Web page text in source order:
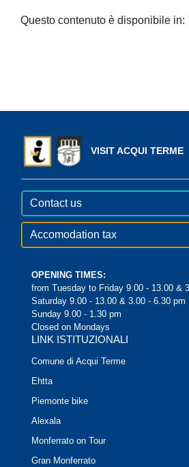
Questo contenuto è disponibile in:
VISIT ACQUI TERME
Contact us
Accomodation tax
OPENING TIMES:
from Tuesday to Friday 9.00 - 13.00 &
Saturday 9.00 - 13.00 & 3.00 - 6.30 pm
Sunday 9.00 - 1.30 pm
Closed on Mondays
LINK ISTITUZIONALI
Comune di Acqui Terme
Ehtta
Piemonte bike
Alexala
Monferrato on Tour
Gran Monferrato